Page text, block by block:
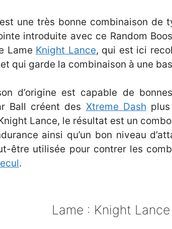
une très bonne combinaison de
introduite avec ce Random
Lame Knight Lance, qui est ici
qui garde la combinaison à une
d’origine est capable de
Ball créent des Xtreme Dash
Lance, le résultat est un
ainsi qu’un bon niveau
être utilisée pour contrer les
.
Lame : Knight Lance